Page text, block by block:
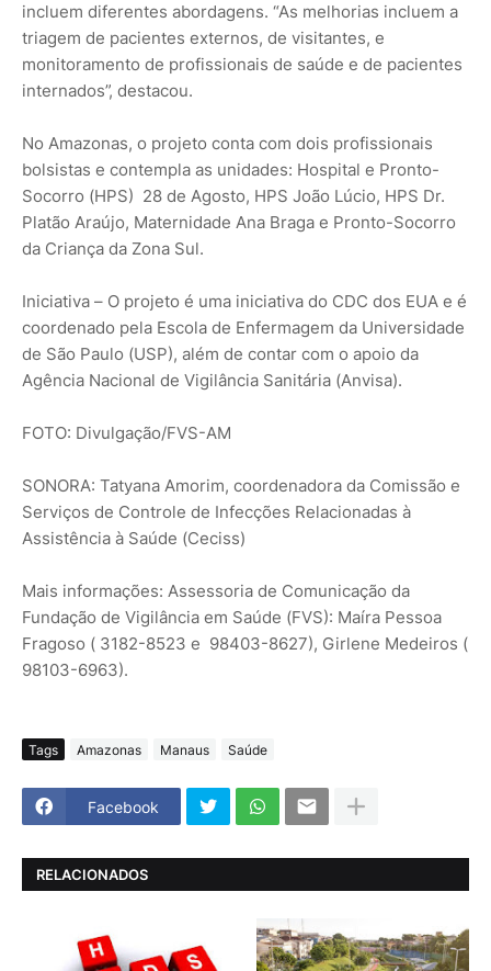
incluem diferentes abordagens. “As melhorias incluem a
triagem de pacientes externos, de visitantes, e
monitoramento de profissionais de saúde e de pacientes
internados”, destacou.
No Amazonas, o projeto conta com dois profissionais
bolsistas e contempla as unidades: Hospital e Pronto-
Socorro (HPS) 28 de Agosto, HPS João Lúcio, HPS Dr.
Platão Araújo, Maternidade Ana Braga e Pronto-Socorro
da Criança da Zona Sul.
Iniciativa – O projeto é uma iniciativa do CDC dos EUA e é
coordenado pela Escola de Enfermagem da Universidade
de São Paulo (USP), além de contar com o apoio da
Agência Nacional de Vigilância Sanitária (Anvisa).
FOTO: Divulgação/FVS-AM
SONORA: Tatyana Amorim, coordenadora da Comissão e
Serviços de Controle de Infecções Relacionadas à
Assistência à Saúde (Ceciss)
Mais informações: Assessoria de Comunicação da
Fundação de Vigilância em Saúde (FVS): Maíra Pessoa
Fragoso ( 3182-8523 e 98403-8627), Girlene Medeiros (
98103-6963).
Tags Amazonas Manaus Saúde
Facebook
RELACIONADOS